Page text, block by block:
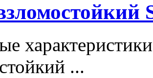
...